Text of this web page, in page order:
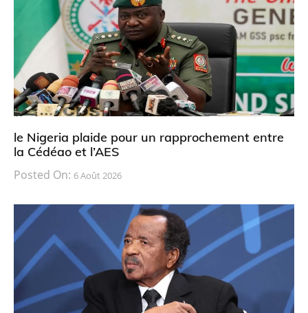
le Nigeria plaide pour un rapprochement entre
la Cédéao et l’AES
Posted On: 6 Août 2026